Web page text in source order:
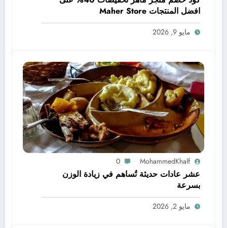
افضل المنتجات Maher Store
مايو 9, 2026
MohammedKhalf
0
عشر عادات حديثة تُساهم في زيادة الوزن
بسرعة
مايو 2, 2026